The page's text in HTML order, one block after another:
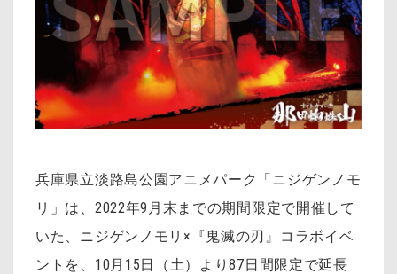
兵庫県立淡路島公園アニメパーク「ニジゲンノモ
リ」は、2022年9月末までの期間限定で開催して
いた、ニジゲンノモリ×『鬼滅の刃』コラボイベ
ントを、10月15日（土）より87日間限定で延長